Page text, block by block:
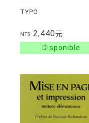
TYPO
NT$ 2,440元